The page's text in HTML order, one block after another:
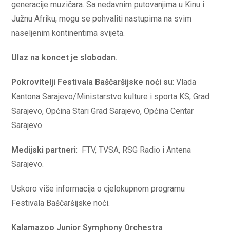
generacije muzičara. Sa nedavnim putovanjima u Kinu i
Južnu Afriku, mogu se pohvaliti nastupima na svim
naseljenim kontinentima svijeta.
Ulaz na koncet je slobodan.
Pokrovitelji Festivala Baščaršijske noći su: Vlada
Kantona Sarajevo/Ministarstvo kulture i sporta KS, Grad
Sarajevo, Općina Stari Grad Sarajevo, Općina Centar
Sarajevo.
Medijski partneri: FTV, TVSA, RSG Radio i Antena
Sarajevo.
Uskoro više informacija o cjelokupnom programu
Festivala Baščaršijske noći.
Kalamazoo Junior Symphony Orchestra